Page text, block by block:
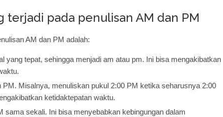
terjadi pada penulisan AM dan PM
AM dan PM adalah:
yang tepat, sehingga menjadi am atau pm. Ini bisa mengakibatkan
PM. Misalnya, menuliskan pukul 2:00 PM ketika seharusnya 2:00
ketidaktepatan waktu.
sama sekali. Ini bisa menyebabkan kebingungan dalam